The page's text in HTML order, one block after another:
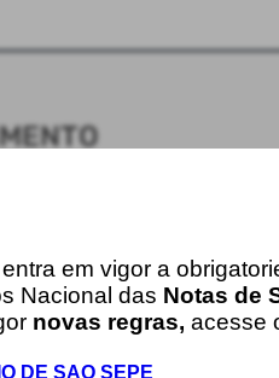
entra em vigor a
Nacional das Notas de
novas regras, acesse
DE SAO SEPE